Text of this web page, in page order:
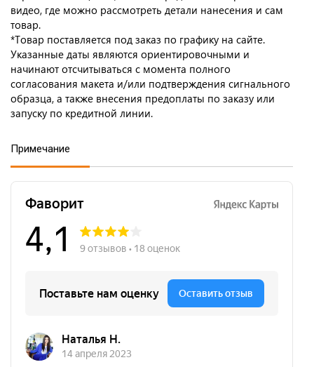
видео, где можно рассмотреть детали нанесения и сам
товар.
*Товар поставляется под заказ по графику на сайте.
Указанные даты являются ориентировочными и
начинают отсчитываться с момента полного
согласования макета и/или подтверждения сигнального
образца, а также внесения предоплаты по заказу или
запуску по кредитной линии.
Примечание